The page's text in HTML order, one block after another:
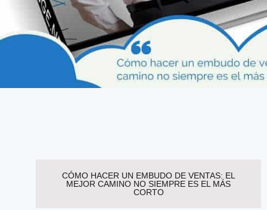
CÓMO HACER UN EMBUDO DE VENTAS: EL
MEJOR CAMINO NO SIEMPRE ES EL MÁS
CORTO